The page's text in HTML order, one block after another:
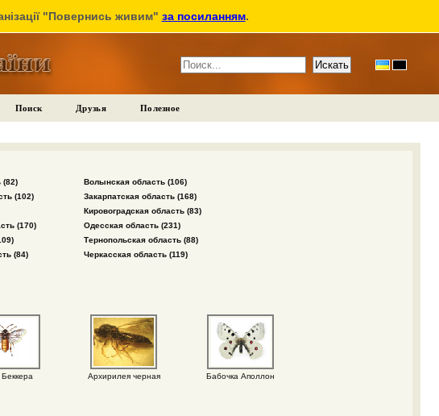
"Повернись живим" за посиланням.
Поиск Друзья Полезное
(82)
Волынская область (106)
(102)
Закарпатская область (168)
Кировоградская область (83)
(170)
Одесская область (231)
Тернопольская область (88)
(84)
Черкасская область (119)
Архирилея черная Бабочка Аполлон